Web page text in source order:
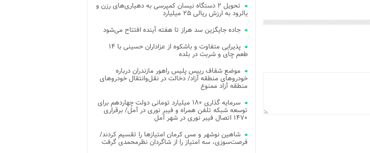
تحویل ۲ دستگاه نیسان کمپرسی به دهیاری‌های رزن و
یالرود به ارزش ریالی ۲۵ میلیارد
جاده جایگزین سد هراز تا هفته آینده افتتاح می‌شود
پذیرایی متفاوت و باشکوه از عزاداران حسینی با ۱۴
طعم چای و شربت در بلده
موضع شفاف رییس پلیس راهور مازندران درباره
خودروهای منطقه آزاد/ دخالت در نقل‌وانتقال خودروهای
منطقه آزاد ممنوع
سرمایه گذاری ۱۸۰ میلیارد تومانی دولت چهاردهم برای
توسعه شبکه تلفن همراه و فیبر نوری در آمل/ برقراری
۱۴۷۰ اتصال فیبر نوری در شهر آمل
شاهین نوشهر و مس کرمان امتیازها را تقسیم کردند/
فرصت‌سوزی، سه امتیاز را از شاگردان نظرمحمدی گرفت